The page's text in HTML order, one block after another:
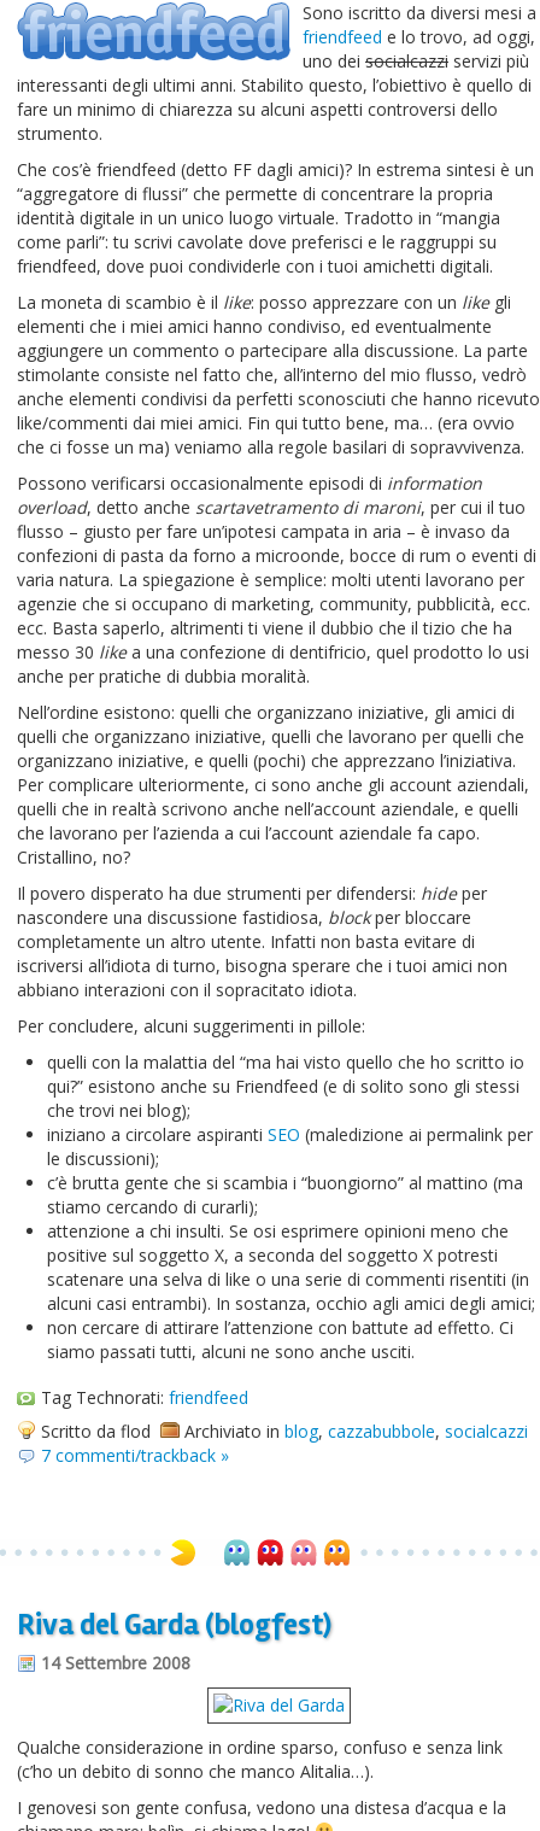
Sono iscritto da diversi mesi a
friendfeed e lo trovo, ad oggi,
uno dei socialcazzi servizi più
interessanti degli ultimi anni. Stabilito questo, l’obiettivo è quello di
fare un minimo di chiarezza su alcuni aspetti controversi dello
strumento.
Che cos’è friendfeed (detto FF dagli amici)? In estrema sintesi è un
“aggregatore di flussi” che permette di concentrare la propria
identità digitale in un unico luogo virtuale. Tradotto in “mangia
come parli”: tu scrivi cavolate dove preferisci e le raggruppi su
friendfeed, dove puoi condividerle con i tuoi amichetti digitali.
La moneta di scambio è il like: posso apprezzare con un likegli
elementi che i miei amici hanno condiviso, ed eventualmente
aggiungere un commento o partecipare alla discussione. La parte
stimolante consiste nel fatto che, all’interno del mio flusso, vedrò
anche elementi condivisi da perfetti sconosciuti che hanno ricevuto
like/commenti dai miei amici. Fin qui tutto bene, ma… (era ovvio
che ci fosse un ma) veniamo alla regole basilari di sopravvivenza.
Possono verificarsi occasionalmente episodi di information
overload, detto anche scartavetramento di maroni, per cui il tuo
flusso – giusto per fare un’ipotesi campata in aria – è invaso da
confezioni di pasta da forno a microonde, bocce di rum o eventi di
varia natura. La spiegazione è semplice: molti utenti lavorano per
agenzie che si occupano di marketing, community, pubblicità, ecc.
ecc. Basta saperlo, altrimenti ti viene il dubbio che il tizio che ha
messo 30 likea una confezione di dentifricio, quel prodotto lo usi
anche per pratiche di dubbia moralità.
Nell’ordine esistono: quelli che organizzano iniziative, gli amici di
quelli che organizzano iniziative, quelli che lavorano per quelli che
organizzano iniziative, e quelli (pochi) che apprezzano l’iniziativa.
Per complicare ulteriormente, ci sono anche gli account aziendali,
quelli che in realtà scrivono anche nell’account aziendale, e quelli
che lavorano per l’azienda a cui l’account aziendale fa capo.
Cristallino, no?
Il povero disperato ha due strumenti per difendersi: hideper
nascondere una discussione fastidiosa, blockper bloccare
completamente un altro utente. Infatti non basta evitare di
iscriversi all’idiota di turno, bisogna sperare che i tuoi amici non
abbiano interazioni con il sopracitato idiota.
Per concludere, alcuni suggerimenti in pillole:
quelli con la malattia del “ma hai visto quello che ho scritto io
qui?” esistono anche su Friendfeed (e di solito sono gli stessi
che trovi nei blog);
iniziano a circolare aspiranti SEO (maledizione ai permalink per
le discussioni);
c’è brutta gente che si scambia i “buongiorno” al mattino (ma
stiamo cercando di curarli);
attenzione a chi insulti. Se osi esprimere opinioni meno che
positive sul soggetto X, a seconda del soggetto X potresti
scatenare una selva di like o una serie di commenti risentiti (in
alcuni casi entrambi). In sostanza, occhio agli amici degli amici;
non cercare di attirare l’attenzione con battute ad effetto. Ci
siamo passati tutti, alcuni ne sono anche usciti.
Tag Technorati: friendfeed
Scritto da flod
Archiviato in blog, cazzabubbole, socialcazzi
7 commenti/trackback »
Riva del Garda (blogfest)
14 Settembre 2008
Qualche considerazione in ordine sparso, confuso e senza link
(c’ho un debito di sonno che manco Alitalia…).
I genovesi son gente confusa, vedono una distesa d’acqua e la